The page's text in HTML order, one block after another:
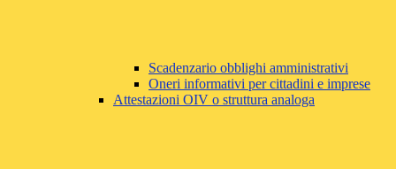
Scadenzario obblighi amministrativi
Oneri informativi per cittadini e imprese
Attestazioni OIV o struttura analoga